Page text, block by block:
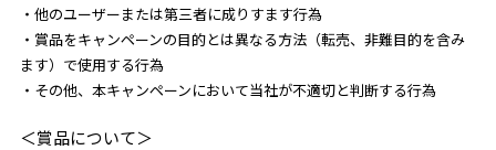
・他のユーザーまたは第三者に成りすます行為
・賞品をキャンペーンの目的とは異なる方法（転売、非難目的を含み
ます）で使用する行為
・その他、本キャンペーンにおいて当社が不適切と判断する行為
＜賞品について＞